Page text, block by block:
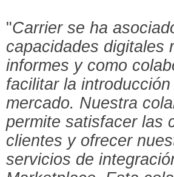
"Carrier se ha
capacidades digitales
informes y como
facilitar la
mercado. Nuestra
permite satisfacer las
clientes y ofrecer
servicios de